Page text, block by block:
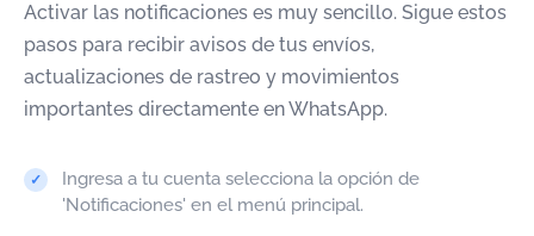
Activar las notificaciones es muy sencillo. Sigue estos
pasos para recibir avisos de tus envíos,
actualizaciones de rastreo y movimientos
importantes directamente en WhatsApp.
Ingresa a tu cuenta selecciona la opción de
'Notificaciones' en el menú principal.